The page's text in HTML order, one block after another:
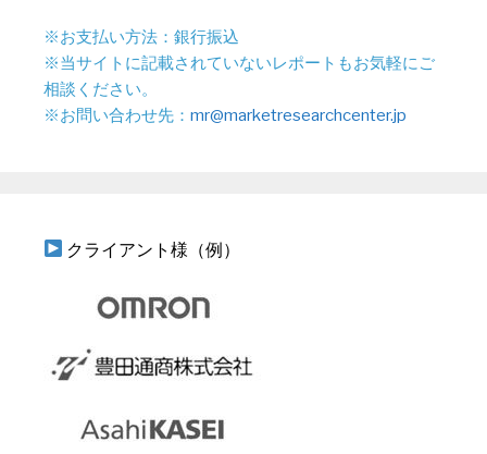
※お支払い方法：銀行振込
※当サイトに記載されていないレポートもお気軽にご
相談ください。
※お問い合わせ先： mr@marketresearchcenter.jp
クライアント様（例）